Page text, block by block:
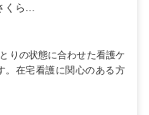
ら...
りの状態に合わせた看護ケ
。在宅看護に関心のある方